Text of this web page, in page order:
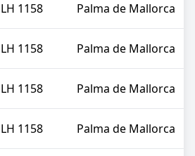
LH 1158 Palma de Mallorca
LH 1158 Palma de Mallorca
LH 1158 Palma de Mallorca
LH 1158 Palma de Mallorca